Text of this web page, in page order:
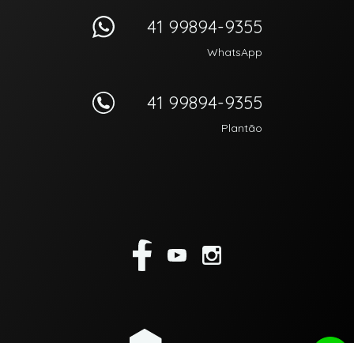
41 99894-9355
WhatsApp
41 99894-9355
Plantão